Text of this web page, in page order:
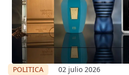
POLITICA 02 julio 2026